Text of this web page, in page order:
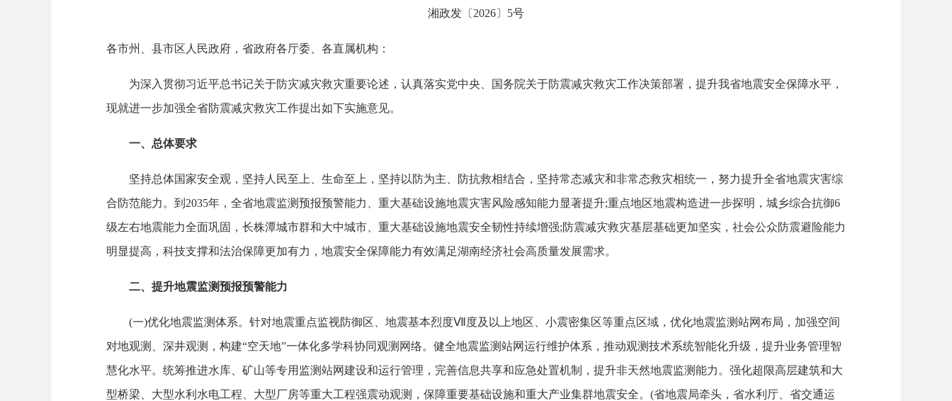
湘政发〔2026〕5号
各市州、县市区人民政府，省政府各厅委、各直属机构：
为深入贯彻习近平总书记关于防灾减灾救灾重要论述，认真落实党中央、国务院关于防震减灾救灾工作决策部署，提升我省地震安全保障水平，
现就进一步加强全省防震减灾救灾工作提出如下实施意见。
一、总体要求
坚持总体国家安全观，坚持人民至上、生命至上，坚持以防为主、防抗救相结合，坚持常态减灾和非常态救灾相统一，努力提升全省地震灾害综
合防范能力。到2035年，全省地震监测预报预警能力、重大基础设施地震灾害风险感知能力显著提升;重点地区地震构造进一步探明，城乡综合抗御6
级左右地震能力全面巩固，长株潭城市群和大中城市、重大基础设施地震安全韧性持续增强;防震减灾救灾基层基础更加坚实，社会公众防震避险能力
明显提高，科技支撑和法治保障更加有力，地震安全保障能力有效满足湖南经济社会高质量发展需求。
二、提升地震监测预报预警能力
(一)优化地震监测体系。针对地震重点监视防御区、地震基本烈度Ⅶ度及以上地区、小震密集区等重点区域，优化地震监测站网布局，加强空间
对地观测、深井观测，构建“空天地”一体化多学科协同观测网络。健全地震监测站网运行维护体系，推动观测技术系统智能化升级，提升业务管理智
慧化水平。统筹推进水库、矿山等专用监测站网建设和运行管理，完善信息共享和应急处置机制，提升非天然地震监测能力。强化超限高层建筑和大
型桥梁、大型水利水电工程、大型厂房等重大工程强震动观测，保障重要基础设施和重大产业集群地震安全。(省地震局牵头，省水利厅、省交通运